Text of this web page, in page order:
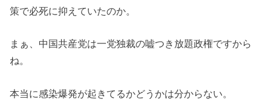
策で必死に抑えていたのか。
まぁ、中国共産党は一党独裁の嘘つき放題政権ですから
ね。
本当に感染爆発が起きてるかどうかは分からない。